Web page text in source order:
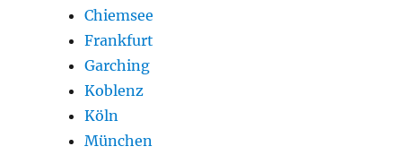
Chiemsee
Frankfurt
Garching
Koblenz
Köln
München